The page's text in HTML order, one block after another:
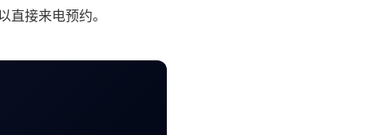
接来电预约。